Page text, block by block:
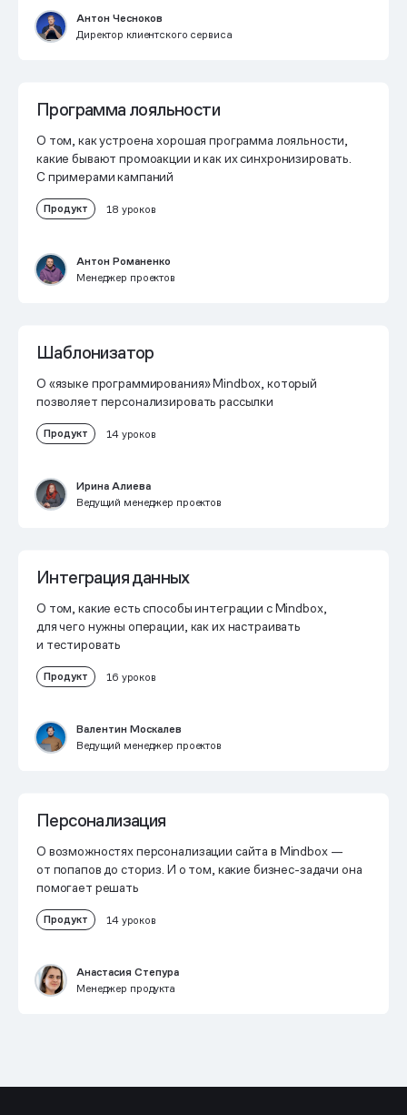
Антон Чесноков
Директор клиентского сервиса
Программа лояльности
О том, как устроена хорошая программа лояльности,
какие бывают промоакции и как их синхронизировать.
С примерами кампаний
Продукт 18 уроков
Антон Романенко
Менеджер проектов
Шаблонизатор
О «языке программирования» Mindbox, который
позволяет персонализировать рассылки
Продукт 14 уроков
Ирина Алиева
Ведущий менеджер проектов
Интеграция данных
О том, какие есть способы интеграции с Mindbox,
для чего нужны операции, как их настраивать
и тестировать
Продукт 16 уроков
Валентин Москалев
Ведущий менеджер проектов
Персонализация
О возможностях персонализации сайта в Mindbox —
от попапов до сториз. И о том, какие бизнес-задачи она
помогает решать
Продукт 14 уроков
Анастасия Степура
Менеджер продукта